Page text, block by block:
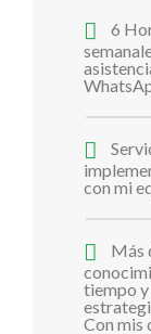
6
con mi
Más
tiempo y
Con mis